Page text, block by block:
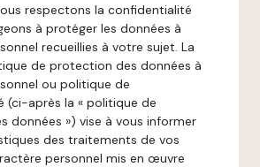
respectons la confidentialité
à protéger les données à
recueillies à votre sujet. La
de protection des données à
ou politique de
(ci-après la « politique de
données ») vise à vous informer
des traitements de vos
personnel mis en œuvre